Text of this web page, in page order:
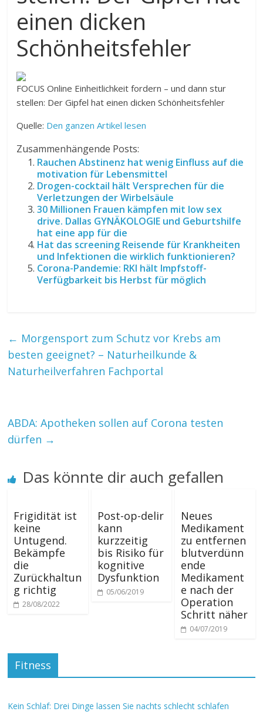
einen dicken
Schönheitsfehler
FOCUS Online Einheitlichkeit fordern – und dann stur
stellen: Der Gipfel hat einen dicken Schönheitsfehler
Quelle: Den ganzen Artikel lesen
Zusammenhängende Posts:
Rauchen Abstinenz hat wenig Einfluss auf die
motivation für Lebensmittel
Drogen-cocktail hält Versprechen für die
Verletzungen der Wirbelsäule
30 Millionen Frauen kämpfen mit low sex
drive. Dallas GYNÄKOLOGIE und Geburtshilfe
hat eine app für die
Hat das screening Reisende für Krankheiten
und Infektionen die wirklich funktionieren?
Corona-Pandemie: RKI hält Impfstoff-
Verfügbarkeit bis Herbst für möglich
← Morgensport zum Schutz vor Krebs am
besten geeignet? – Naturheilkunde &
Naturheilverfahren Fachportal
ABDA: Apotheken sollen auf Corona testen
dürfen →
Das könnte dir auch gefallen
Frigidität ist
keine
Untugend.
Bekämpfe
die
Zurückhaltun
g richtig
28/08/2022
Post-op-delir
kann
kurzzeitig
bis Risiko für
kognitive
Dysfunktion
05/06/2019
Neues
Medikament
zu entfernen
blutverdünn
ende
Medikament
e nach der
Operation
Schritt näher
04/07/2019
Fitness
Kein Schlaf: Drei Dinge lassen Sie nachts schlecht schlafen